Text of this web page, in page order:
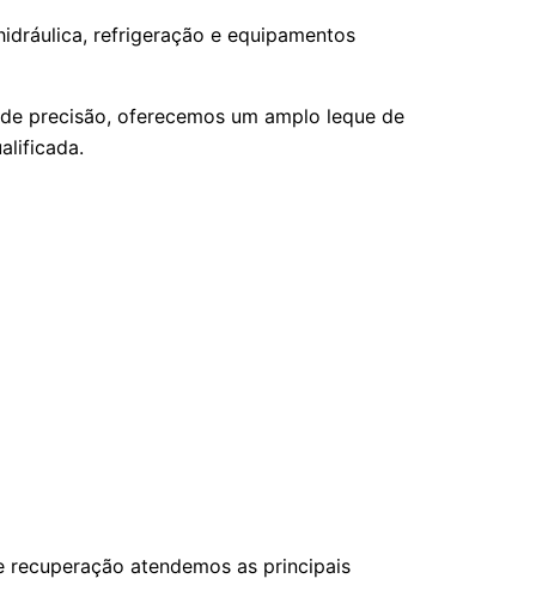
refrigeração e equipamentos
precisão, oferecemos um amplo leque de
atendemos as principais